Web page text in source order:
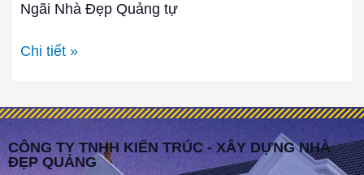
Ngãi Nhà Đẹp Quảng tự
Chi tiết »
CÔNG TY TNHH KIẾN TRÚC - XÂY DỰNG NHÀ
ĐẸP QUẢNG